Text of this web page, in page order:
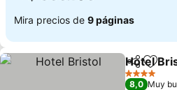
Mira precios de 9 páginas
Compartir
Hotel
4 Estrellas
8,0 Muy